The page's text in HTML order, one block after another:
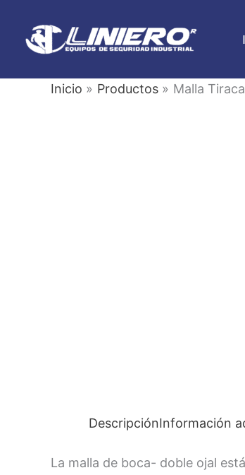
contenido
Inicio Productos Malla
DescripciónInformación
La malla de boca- doble ojal